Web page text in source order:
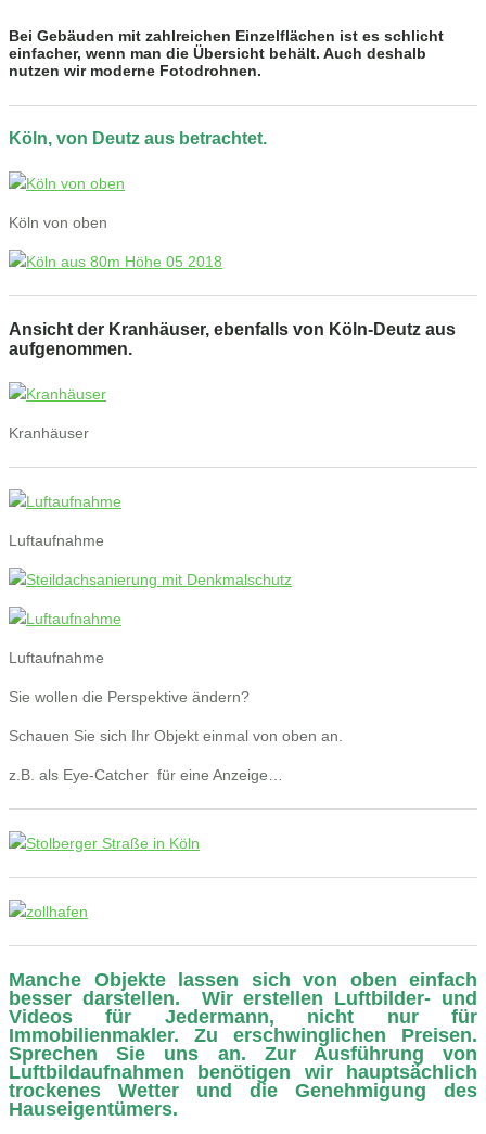
Bei Gebäuden mit zahlreichen Einzelflächen ist es schlicht
einfacher, wenn man die Übersicht behält. Auch deshalb
nutzen wir moderne Fotodrohnen.
Köln, von Deutz aus betrachtet.
Köln von oben
Ansicht der Kranhäuser, ebenfalls von Köln-Deutz aus
aufgenommen.
Kranhäuser
Luftaufnahme
Luftaufnahme
Sie wollen die Perspektive ändern?
Schauen Sie sich Ihr Objekt einmal von oben an.
z.B. als Eye-Catcher für eine Anzeige…
Manche Objekte lassen sich von oben einfach
besser darstellen. Wir erstellen Luftbilder- und
Videos für Jedermann, nicht nur für
Immobilienmakler. Zu erschwinglichen Preisen.
Sprechen Sie uns an. Zur Ausführung von
Luftbildaufnahmen benötigen wir hauptsächlich
trockenes Wetter und die Genehmigung des
Hauseigentümers.